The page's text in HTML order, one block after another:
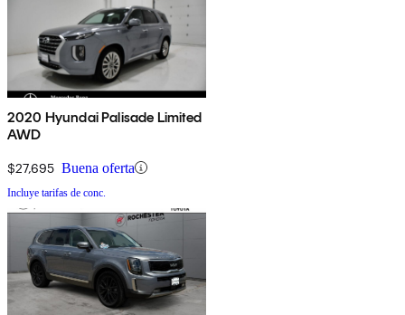
2020 Hyundai Palisade Limited
AWD
$27,695 Buena oferta
Incluye tarifas de conc.